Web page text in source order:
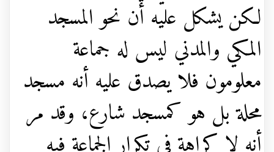
لكن يشكل عليه أن نحو المسجد
المكي والمدني ليس له جماعة
معلومون فلا يصدق عليه أنه مسجد
محلة بل هو كمسجد شارع، وقد مر